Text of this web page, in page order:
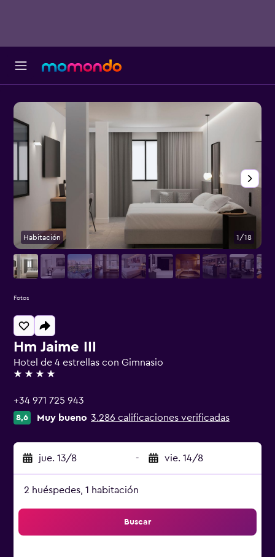
Hm Jaime III
Hotel de 4 estrellas con Gimnasio
4 estrellas
+34 971 725 943
8,6 Muy bueno 3.286 calificaciones verificadas
jue. 13/8 - vie. 14/8
2 huéspedes, 1 habitación
Buscar
Habitación 1/18
Fotos